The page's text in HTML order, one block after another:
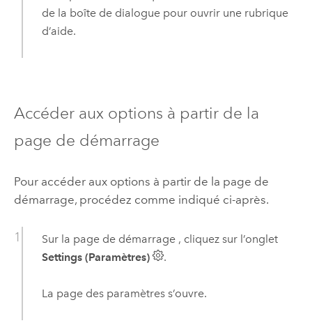
de la boîte de dialogue pour ouvrir une rubrique
d’aide.
Accéder aux options à partir de la
page de démarrage
Pour accéder aux options à partir de la page de
démarrage, procédez comme indiqué ci-après.
Sur la page de démarrage , cliquez sur l’onglet
Settings (Paramètres)
.
La page des paramètres s’ouvre.